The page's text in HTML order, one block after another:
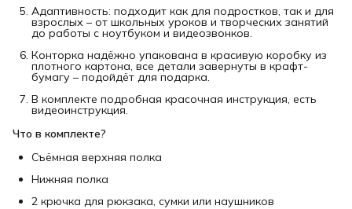
Адаптивность: подходит как для подростков, так и для
взрослых – от школьных уроков и творческих занятий
до работы с ноутбуком и видеозвонков.
Конторка надёжно упакована в красивую коробку из
плотного картона, все детали завернуты в крафт-
бумагу – подойдёт для подарка.
В комплекте подробная красочная инструкция, есть
видеоинструкция.
Что в комплекте?
Съёмная верхняя полка
Нижняя полка
2 крючка для рюкзака, сумки или наушников